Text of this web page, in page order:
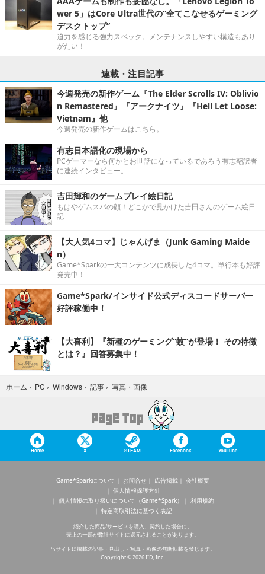
wer 5」はCore Ultra世代の“全てこなせるゲーミング
デスクトップ”
迫力を感じる強力スペック。メンテナンスしやすい構造もあり
がたい！
連載・注目記事
今週発売の新作ゲーム『The Elder Scrolls IV: Oblivio
n Remastered』『アークナイツ』『Hell Let Loose:
Vietnam』他
今週発売の新作ゲームはこちら。
有志日本語化の現場から
PCゲーマーなら何かとお世話になっているであろう有志翻訳者
に連続インタビュー。
吉田輝和のゲームプレイ絵日記
もはやゲムスパの顔！どこかで見かけた吉田さんのゲーム絵日
記
【大人気4コマ】じゃんげま（Junk Gaming Maide
n）
Game*Sparkの一大コンテンツに成長した4コマ。単行本も好評
発売中！
Game*Spark/インサイド公式ディスコードサーバー
好評稼働中！
【大喜利】『新種のゲーミング“蚊”が登場！ その特徴
とは？』回答募集中！
ホーム › PC › Windows › 記事 › 写真・画像
Home X STEAM Facebook YouTube
Game*Sparkについて お問合せ 広告掲載
会社概要
個人情報保護方針
個人情報の取り扱いについて（Game*Spark）
利用規約
特定商取引法に基づく表記
紹介した商品/サービスを購入、契約した場合に、
売上の一部が弊社サイトに還元されることがあります。
当サイトに掲載の記事・見出し・写真・画像の無断転載を禁じます。
Copyright © 2026 IID, Inc.